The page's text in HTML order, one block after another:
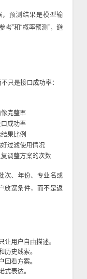
预测结果是模型输
考”和“概率预测”，避
只是接口成功率：
完整率
成功率
果比例
过滤使用情况
调整方案的次数
次、年份、专业名或
放宽条件，而不是返
让用户自由描述。
历史线索。
回看方案。
式表达。